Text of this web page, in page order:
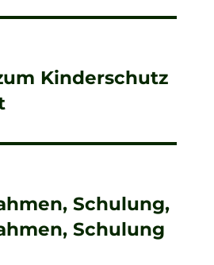
Kinderschutz
Schulung,
Schulung